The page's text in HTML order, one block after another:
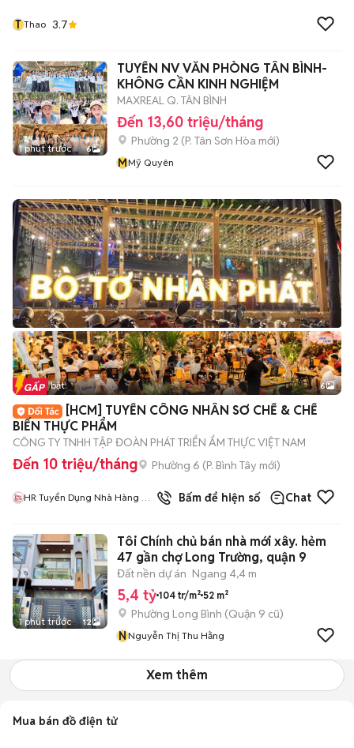
T Thao 3.7
1 phút trước 6
TUYỂN NV VĂN PHÒNG TÂN BÌNH-
KHÔNG CẦN KINH NGHIỆM
MAXREAL Q. TÂN BÌNH
Đến 13,60 triệu/tháng
Phường 2 (P. Tân Sơn Hòa mới)
MMỹ Quyên
+2
Tin nổi bật 6
[HCM] TUYỂN CÔNG NHÂN SƠ CHẾ & CHẾ
BIẾN THỰC PHẨM
CÔNG TY TNHH TẬP ĐOÀN PHÁT TRIỂN ẨM THỰC VIỆT NAM
Đến 10 triệu/tháng Phường 6 (P. Bình Tây mới)
HR Tuyển Dụng Nhà Hàng Bò
Bấm để hiện số Chat
1 phút trước 12
Tôi Chính chủ bán nhà mới xây. hẻm
47 gần chợ Long Trường, quận 9
Đất nền dự án Ngang 4,4 m
5,4 tỷ 104 tr/m² 52 m²
Phường Long Bình (Quận 9 cũ)
NNguyễn Thị Thu Hằng
Xem thêm
Mua bán đồ điện tử